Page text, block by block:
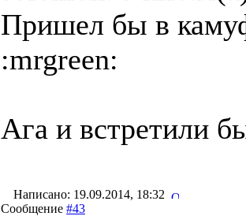
Пришел бы в
:mrgreen:
Ага и встретили
Написано: 19.09.2014, 18:32
Сообщение #43